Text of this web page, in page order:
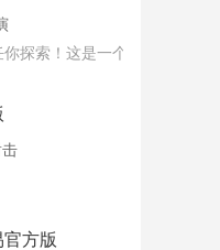
探索！这是一个小提示字段。
方版